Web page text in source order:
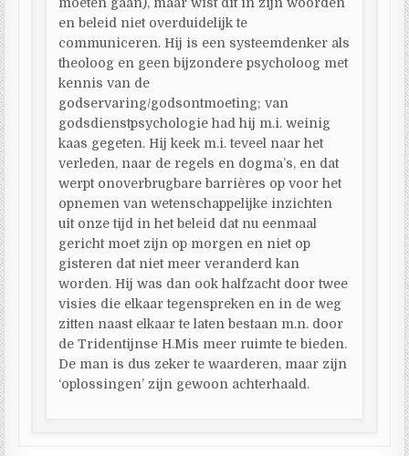
moeten gaan), maar wist dit in zijn woorden
en beleid niet overduidelijk te
communiceren. Hij is een systeemdenker als
theoloog en geen bijzondere psycholoog met
kennis van de
godservaring/godsontmoeting; van
godsdienstpsychologie had hij m.i. weinig
kaas gegeten. Hij keek m.i. teveel naar het
verleden, naar de regels en dogma’s, en dat
werpt onoverbrugbare barrières op voor het
opnemen van wetenschappelijke inzichten
uit onze tijd in het beleid dat nu eenmaal
gericht moet zijn op morgen en niet op
gisteren dat niet meer veranderd kan
worden. Hij was dan ook halfzacht door twee
visies die elkaar tegenspreken en in de weg
zitten naast elkaar te laten bestaan m.n. door
de Tridentijnse H.Mis meer ruimte te bieden.
De man is dus zeker te waarderen, maar zijn
‘oplossingen’ zijn gewoon achterhaald.